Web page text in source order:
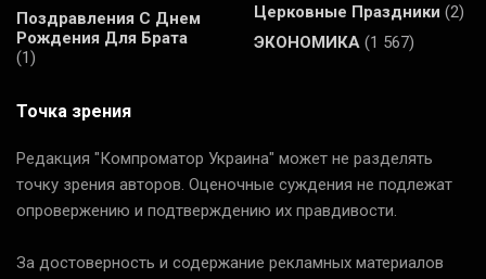
Поздравления С Днем
Рождения Для Брата
(1)
Церковные Праздники (2)
ЭКОНОМИКА (1 567)
Точка зрения
Редакция "Компроматор Украина" может не разделять
точку зрения авторов. Оценочные суждения не подлежат
опровержению и подтверждению их правдивости.
За достоверность и содержание рекламных материалов